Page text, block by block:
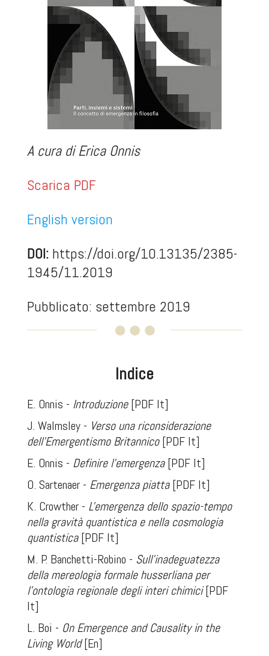
A cura di Erica Onnis
Scarica PDF
English version
DOI: https://doi.org/10.13135/2385-
1945/11.2019
Pubblicato: settembre 2019
Indice
E. Onnis - Introduzione[PDF It]
J. Walmsley - Verso una riconsiderazione
dell'Emergentismo Britannico[PDF It]
E. Onnis - Definire l'emergenza[PDF It]
O. Sartenaer - Emergenza piatta[PDF It]
K. Crowther - L'emergenza dello spazio-tempo
nella gravità quantistica e nella cosmologia
quantistica[PDF It]
M. P. Banchetti-Robino - Sull'inadeguatezza
della mereologia formale husserliana per
l'ontologia regionale degli interi chimici[PDF
It]
L. Boi - On Emergence and Causality in the
Living World[En]